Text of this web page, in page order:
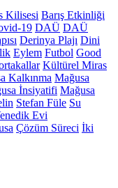
Kilisesi Barış Etkinliği
19 DAÜ DAÜ
Derinya Plajı Dini
Eylem Futbol Good
Kültürel Miras
Kalkınma Mağusa
İnsiyatifi Mağusa
Stefan Füle Su
Evi
Çözüm Süreci İki